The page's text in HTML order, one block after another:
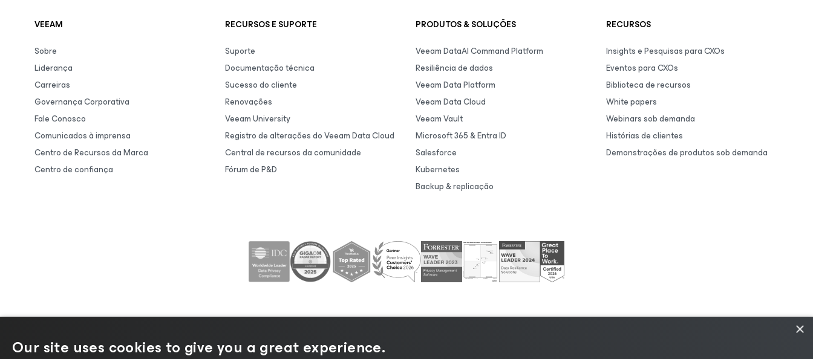
VEEAM
Sobre
Liderança
Carreiras
Governança Corporativa
Fale Conosco
Comunicados à imprensa
Centro de Recursos da Marca
Centro de confiança
RECURSOS E SUPORTE
Suporte
Documentação técnica
Sucesso do cliente
Renovações
Veeam University
Registro de alterações do Veeam Data Cloud
Central de recursos da comunidade
Fórum de P&D
PRODUTOS & SOLUÇÕES
Veeam DataAI Command Platform
Resiliência de dados
Veeam Data Platform
Veeam Data Cloud
Veeam Vault
Microsoft 365 & Entra ID
Salesforce
Kubernetes
Backup & replicação
RECURSOS
Insights e Pesquisas para CXOs
Eventos para CXOs
Biblioteca de recursos
White papers
Webinars sob demanda
Histórias de clientes
Demonstrações de produtos sob demanda
×
Our site uses cookies to give you a great experience.